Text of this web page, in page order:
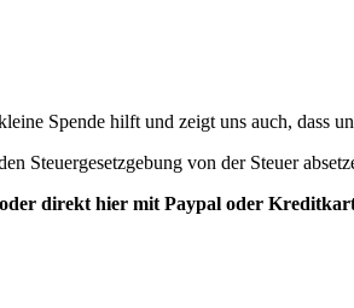
Spende hilft und zeigt uns auch, dass
Steuergesetzgebung von der Steuer
direkt hier mit Paypal oder